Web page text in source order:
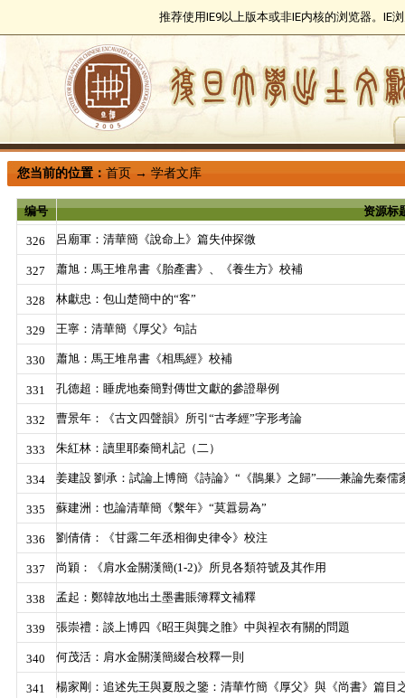
推荐使用IE9以上版本或非IE内核的浏览器。IE
您当前的位置：首页 →学者文库
编号 资源标
326 呂廟軍：清華簡《說命上》篇失仲探微
327 蕭旭：馬王堆帛書《胎產書》、《養生方》校補
328 林獻忠：包山楚簡中的“客”
329 王寧：清華簡《厚父》句詁
330 蕭旭：馬王堆帛書《相馬經》校補
331 孔德超：睡虎地秦簡對傳世文獻的參證舉例
332 曹景年：《古文四聲韻》所引“古孝經”字形考論
333 朱紅林：讀里耶秦簡札記（二）
334 姜建設 劉承：試論上博簡《詩論》“《鵲巢》之歸”——兼論先秦儒
335 蘇建洲：也論清華簡《繫年》“莫囂昜為”
336 劉倩倩：《甘露二年丞相御史律令》校注
337 尚穎：《肩水金關漢簡(1-2)》所見各類符號及其作用
338 孟起：鄭韓故地出土墨書賬簿釋文補釋
339 張崇禮：談上博四《昭王與龔之脽》中與裎衣有關的問題
340 何茂活：肩水金關漢簡綴合校釋一則
341 楊家剛：追述先王與夏殷之鑒：清華竹簡《厚父》與《尚書》篇目